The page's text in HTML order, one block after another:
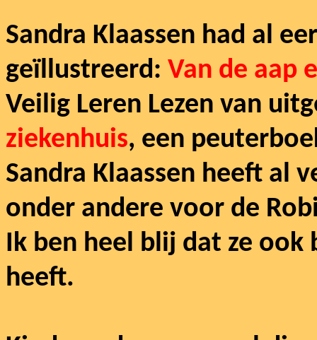
Sandra Klaassen had al
geïllustreerd: Van de aap
Veilig Leren Lezen van
ziekenhuis, een
Sandra Klaassen heeft al
onder andere voor de
Ik ben heel blij dat ze
heeft.